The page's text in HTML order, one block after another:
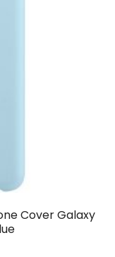
Cover Galaxy